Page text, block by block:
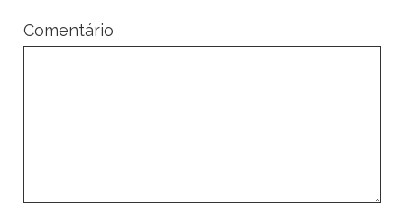
Comentário